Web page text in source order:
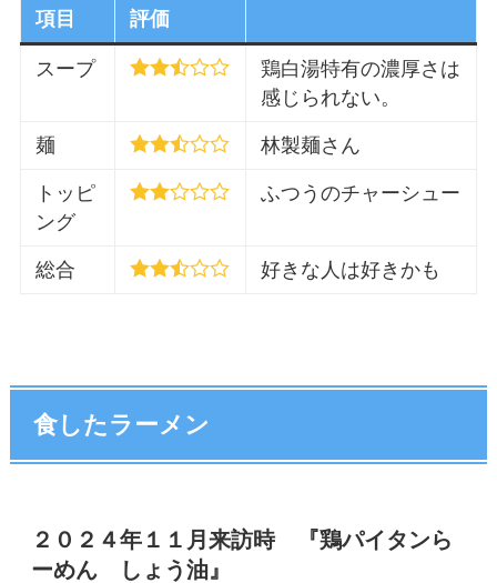
項目 評価
スープ
鶏白湯特有の濃厚さは
感じられない。
麺 林製麺さん
トッピ
ング
ふつうのチャーシュー
総合 好きな人は好きかも
食したラーメン
２０２４年１１月来訪時 『鶏パイタンら
ーめん しょう油』